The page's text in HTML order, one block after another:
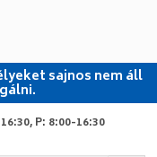
sajnos nem áll
P: 8:00-16:30